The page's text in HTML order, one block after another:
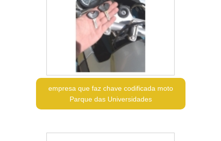
empresa que faz chave codificada moto
Parque das Universidades